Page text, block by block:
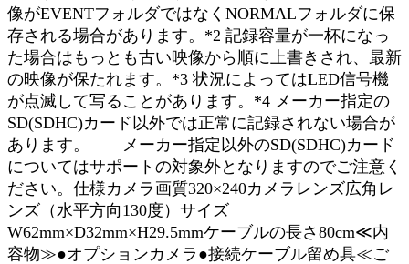
像がEVENTフォルダではなくNORMALフォルダに保
存される場合があります。*2 記録容量が一杯になっ
た場合はもっとも古い映像から順に上書きされ、最新
の映像が保たれます。*3 状況によってはLED信号機
が点滅して写ることがあります。*4 メーカー指定の
SD(SDHC)カード以外では正常に記録されない場合が
あります。 メーカー指定以外のSD(SDHC)カード
についてはサポートの対象外となりますのでご注意く
ださい。仕様カメラ画質320×240カメラレンズ広角レ
ンズ（水平方向130度）サイズ
W62mm×D32mm×H29.5mmケーブルの長さ80cm≪内
容物≫●オプションカメラ●接続ケーブル留め具≪ご